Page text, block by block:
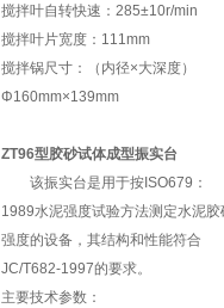
搅拌叶自转快速：285±10r/min
搅拌叶片宽度：111mm
搅拌锅尺寸：（内径×大深度）
Φ160mm×139mm
ZT96型胶砂试体成型振实台
该振实台是用于按ISO679：
1989水泥强度试验方法测定水泥胶
强度的设备，其结构和性能符合
JC/T682-1997的要求。
主要技术参数：